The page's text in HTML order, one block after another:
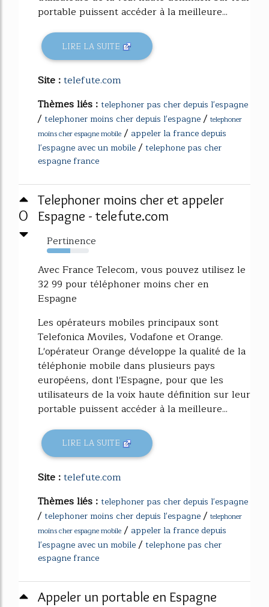
portable puissent accéder à la meilleure...
LIRE LA SUITE
Site :telefute.com
Thèmes liés : telephoner pas cher depuis l'espagne
/ telephoner moins cher depuis l'espagne/ telephoner
moins cher espagne mobile / appeler la france depuis
l'espagne avec un mobile/ telephone pas cher
espagne france
0
Telephoner moins cher et appeler
Espagne - telefute.com
Pertinence
56%
Avec France Telecom, vous pouvez utilisez le
32 99 pour téléphoner moins cher en
Espagne
Les opérateurs mobiles principaux sont
Telefonica Moviles, Vodafone et Orange.
L'opérateur Orange développe la qualité de la
téléphonie mobile dans plusieurs pays
européens, dont l'Espagne, pour que les
utilisateurs de la voix haute définition sur leur
portable puissent accéder à la meilleure...
LIRE LA SUITE
Site :telefute.com
Thèmes liés : telephoner pas cher depuis l'espagne
/ telephoner moins cher depuis l'espagne/ telephoner
moins cher espagne mobile / appeler la france depuis
l'espagne avec un mobile/ telephone pas cher
espagne france
Appeler un portable en Espagne